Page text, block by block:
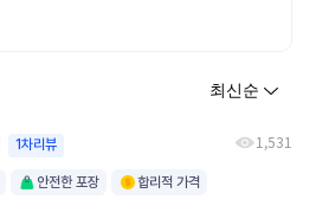
1차리뷰 1,531
안전한 포장 합리적 가격